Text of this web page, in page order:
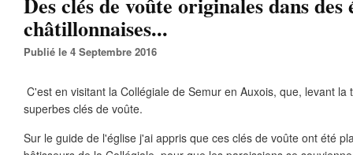
châtillonnaises...
Publié le 4 Septembre 2016
C'est en visitant la Collégiale de Semur en Auxois, que, levant
superbes clés de voûte.
Sur le guide de l'église j'ai appris que ces clés de voûte ont été